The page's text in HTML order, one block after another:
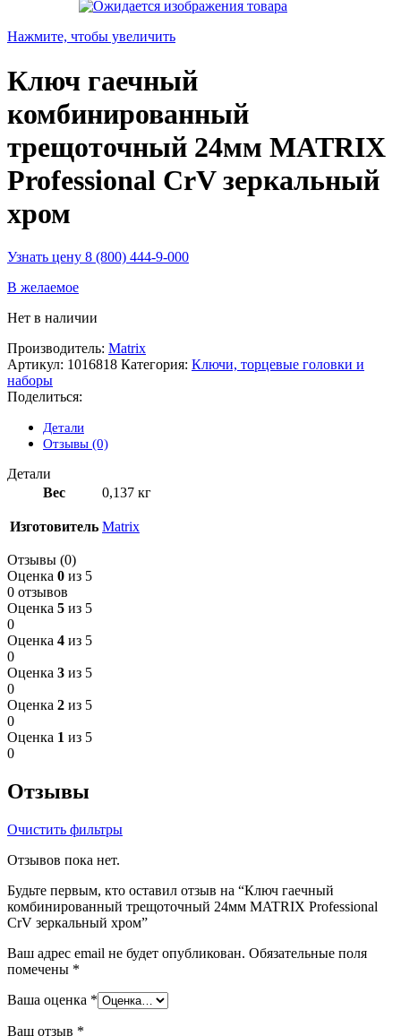
Нажмите, чтобы увеличить
Ключ гаечный
комбинированный
трещоточный 24мм MATRIX
Professional CrV зеркальный
хром
Узнать цену 8 (800) 444-9-000
В желаемое
Нет в наличии
Производитель: Matrix
Артикул: 1016818 Категория: Ключи, торцевые головки и
наборы
Поделиться:
Детали
Отзывы (0)
Детали
Вес
0,137 кг
Изготовитель Matrix
Отзывы (0)
Оценка 0 из 5
0 отзывов
Оценка 5 из 5
0
Оценка 4 из 5
0
Оценка 3 из 5
0
Оценка 2 из 5
0
Оценка 1 из 5
0
Отзывы
Очистить фильтры
Отзывов пока нет.
Будьте первым, кто оставил отзыв на “Ключ гаечный
комбинированный трещоточный 24мм MATRIX Professional
CrV зеркальный хром”
Ваш адрес email не будет опубликован. Обязательные поля
помечены *
Ваша оценка *
Ваш отзыв *